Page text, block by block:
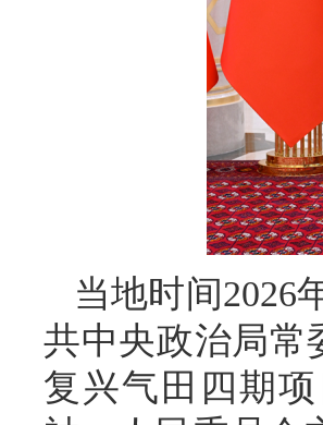
当地时间2026
共中央政治局常
复兴气田四期